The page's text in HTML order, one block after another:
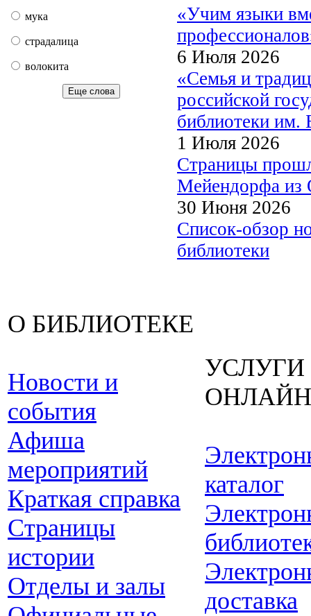
мука
страдалица
волокита
Еще слова
«Учим языки
6 Июля 2026
«Семья и
российской
библиотеки им.
1 Июля 2026
Страницы
Мейендорфа из
30 Июня 2026
Список-обзор
библиотеки
О БИБЛИОТЕКЕ
Новости и
события
Афиша
мероприятий
Краткая справка
Страницы
истории
Отделы и залы
УСЛУГИ
ОНЛАЙН
каталог
доставка